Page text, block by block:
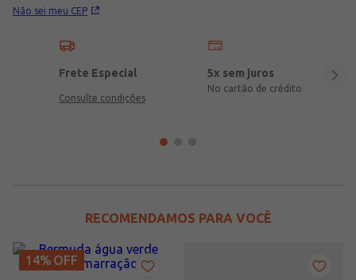
Não sei meu CEP
Frete Especial
Consulte condições
5x sem juros
No cartão de crédito
RECOMENDAMOS PARA VOCÊ
14% OFF